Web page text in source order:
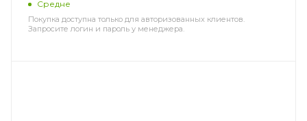
Средне
Покупка доступна только для авторизованных клиентов.
Запросите логин и пароль у менеджера.